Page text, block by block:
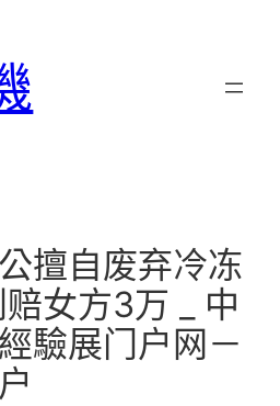
擅自废弃冷冻
女方3万 _ 中
驗展门户网－